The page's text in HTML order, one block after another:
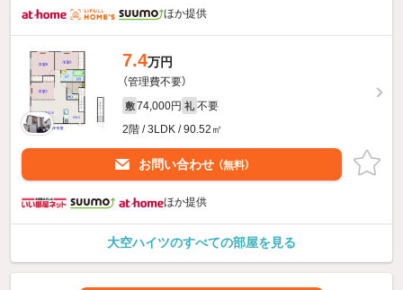
ほか提供
7.4万円
（管理費不要）
敷 74,000円 礼 不要
2階 / 3LDK / 90.52㎡
お問い合わせ （無料）
ほか提供
大空ハイツのすべての部屋を見る